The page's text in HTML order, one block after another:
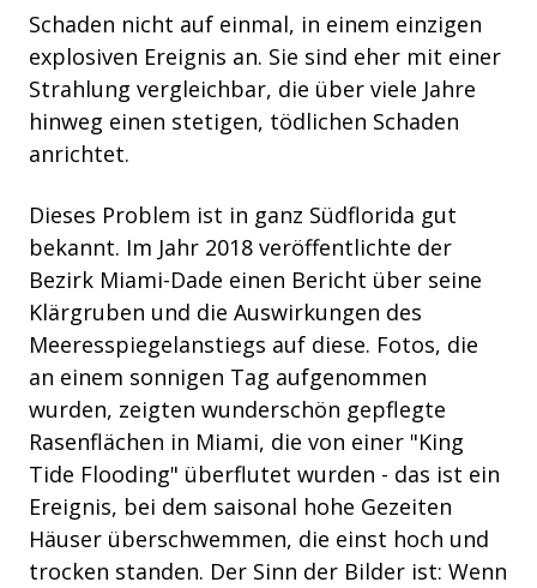
Schaden nicht auf einmal, in einem einzigen
explosiven Ereignis an. Sie sind eher mit einer
Strahlung vergleichbar, die über viele Jahre
hinweg einen stetigen, tödlichen Schaden
anrichtet.
Dieses Problem ist in ganz Südflorida gut
bekannt. Im Jahr 2018 veröffentlichte der
Bezirk Miami-Dade einen Bericht über seine
Klärgruben und die Auswirkungen des
Meeresspiegelanstiegs auf diese. Fotos, die
an einem sonnigen Tag aufgenommen
wurden, zeigten wunderschön gepflegte
Rasenflächen in Miami, die von einer "King
Tide Flooding" überflutet wurden - das ist ein
Ereignis, bei dem saisonal hohe Gezeiten
Häuser überschwemmen, die einst hoch und
trocken standen. Der Sinn der Bilder ist: Wenn